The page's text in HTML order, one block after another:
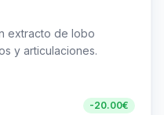
extracto de lobo
y articulaciones.
-20.00€